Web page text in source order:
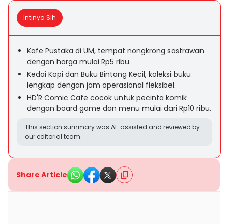
Intinya Sih
Kafe Pustaka di UM, tempat nongkrong sastrawan
dengan harga mulai Rp5 ribu.
Kedai Kopi dan Buku Bintang Kecil, koleksi buku
lengkap dengan jam operasional fleksibel.
HD'R Comic Cafe cocok untuk pecinta komik
dengan board game dan menu mulai dari Rp10 ribu.
This section summary was AI-assisted and reviewed by
our editorial team.
Share Article